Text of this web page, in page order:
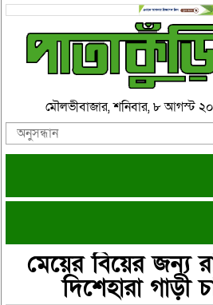
মৌলভীবাজার, শনিবার, ৮ আগস্ট
মেয়ের বিয়ের জন্য
দিশেহারা গাড়ী